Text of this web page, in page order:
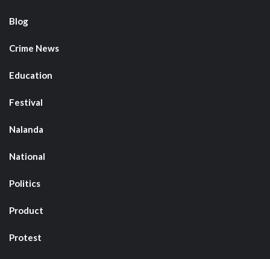
Blog
Crime News
Education
Festival
Nalanda
National
Politics
Product
Protest